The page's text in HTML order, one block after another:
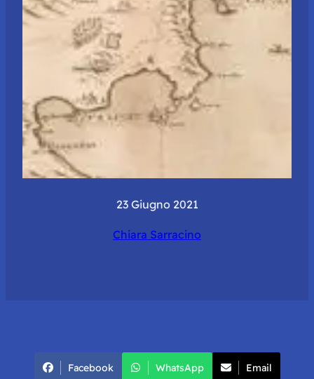
23 Giugno 2021
Chiara Sarracino
Facebook WhatsApp Email